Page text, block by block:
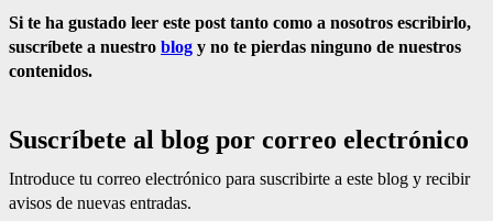
Si te ha gustado leer este post tanto como a nosotros escribirlo,
suscríbete a nuestro blog y no te pierdas ninguno de nuestros
contenidos.
Suscríbete al blog por correo electrónico
Introduce tu correo electrónico para suscribirte a este blog y recibir
avisos de nuevas entradas.